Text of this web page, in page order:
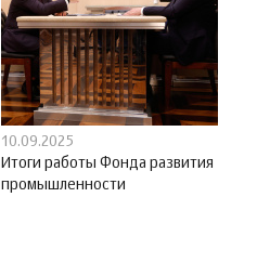
10.09.2025
Итоги работы Фонда развития
промышленности